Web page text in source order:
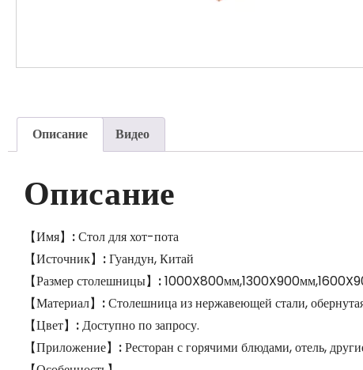
Описание Видео
Описание
【Имя】 :Стол для хот-пота
【Источник】 :Гуандун, Китай
【Размер столешницы】 :
【Материал】 :Столешница из нержавеющей стали,
【Цвет】 :Доступно по запросу.
【Приложение】 :Ресторан с горячими блюдами, отель,